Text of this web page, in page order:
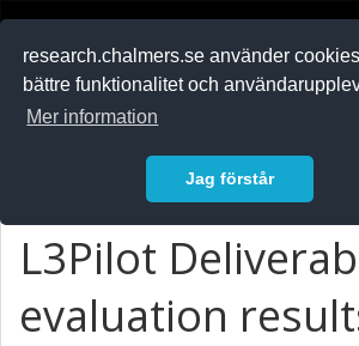
research.chalmers.se använder
bättre funktionalitet och
Mer information
Jag förstår
L3Pilot
evaluation